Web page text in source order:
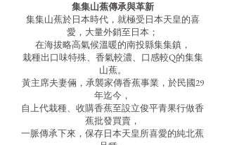
集集山蕉傳承與革新
集集山蕉於日本時代，就極受日本天皇的喜
愛，大量外銷至日本；
在海拔略高氣候溫暖的南投縣集集鎮，
栽種出口味特殊、香氣較濃、口感較Q的集集
山蕉。
黃主席夫妻倆，承襲家傳香蕉事業，於民國29
年迄今，
自上代栽種、收購香蕉至設立俊平青果行做香
蕉批發買賣，
一脈傳承下來，保存日本天皇所喜愛的純北蕉